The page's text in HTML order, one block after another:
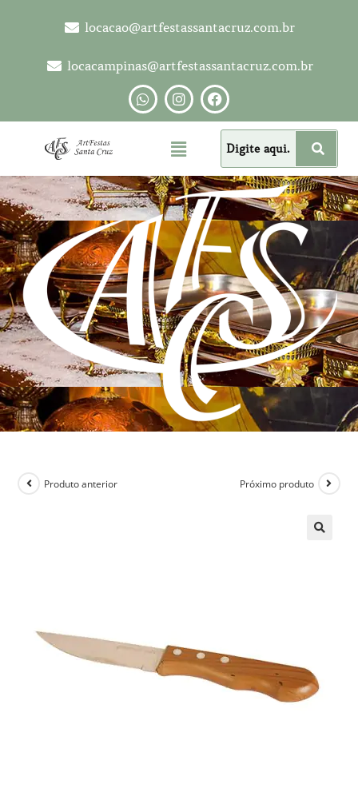
locacao@artfestassantacruz.com.br
locacampinas@artfestassantacruz.com.br
Produto anterior Próximo produto